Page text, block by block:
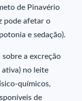
de Pinavério
pode afetar o
e sedação).
a excreção
ativa) no leite
químicos,
de